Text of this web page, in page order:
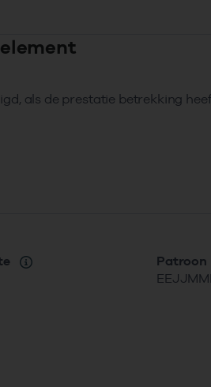
als de prestatie betrekking
Patroon